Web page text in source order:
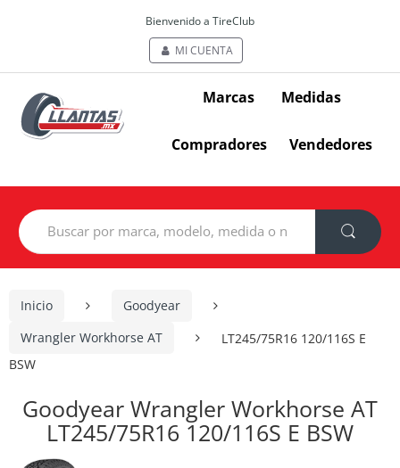
Bienvenido a TireClub
MI CUENTA
Marcas Medidas
Compradores Vendedores
Search
for:
Inicio
Goodyear
Wrangler Workhorse AT
LT245/75R16 120/116S E
BSW
Goodyear Wrangler Workhorse AT
LT245/75R16 120/116S E BSW